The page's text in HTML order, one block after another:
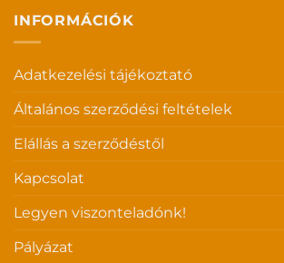
INFORMÁCIÓK
Adatkezelési tájékoztató
Általános szerződési feltételek
Elállás a szerződéstől
Kapcsolat
Legyen viszonteladónk!
Pályázat